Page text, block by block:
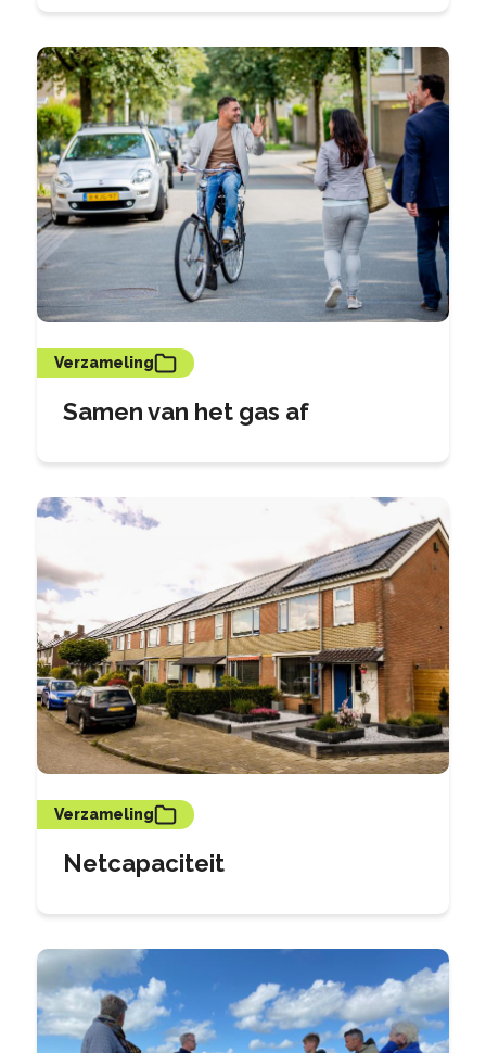
Verzameling
Samen van het gas af
Verzameling
Netcapaciteit